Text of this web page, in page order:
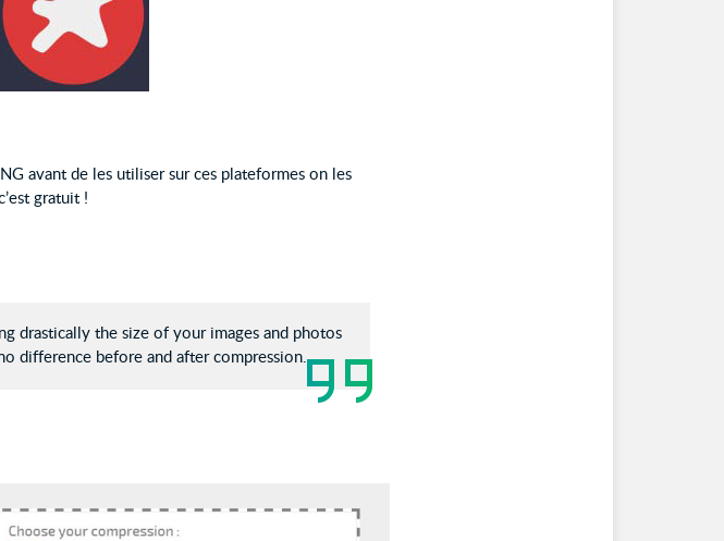
avant de les utiliser sur ces plateformes on les
gratuit !
drastically the size of your images and photos
difference before and after compression.